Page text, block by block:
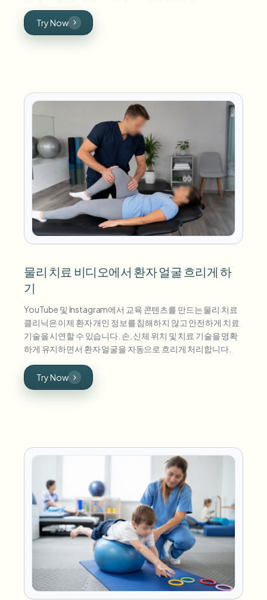
Try Now
물리 치료 비디오에서 환자 얼굴 흐리게 하
기
YouTube 및 Instagram에서 교육 콘텐츠를 만드는 물리 치료
클리닉은 이제 환자 개인 정보를 침해하지 않고 안전하게 치료
기술을 시연할 수 있습니다. 손, 신체 위치 및 치료 기술을 명확
하게 유지하면서 환자 얼굴을 자동으로 흐리게 처리합니다.
Try Now